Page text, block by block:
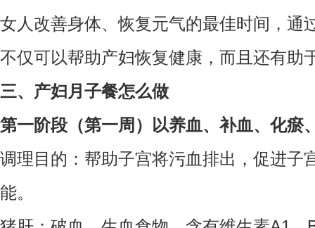
女人改善身体、恢复元气的最佳时间，通
不仅可以帮助产妇恢复健康，而且还有助
三、产妇月子餐怎么做
第一阶段（第一周）以养血、补血、化瘀
调理目的：帮助子宫将污血排出，促进子
能。